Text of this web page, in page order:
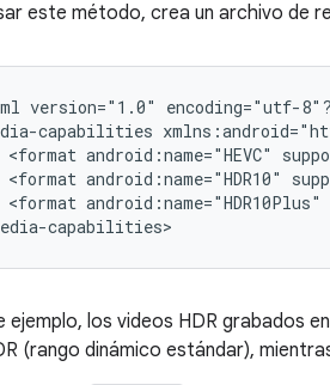
este método, crea un archivo de
version="1.0" encoding="utf-
capabilities
<format android:name="HEVC"
<format android:name="HDR10"
<format android:name="HDR10Plus"
ejemplo, los videos HDR grabados
(rango dinámico estándar),